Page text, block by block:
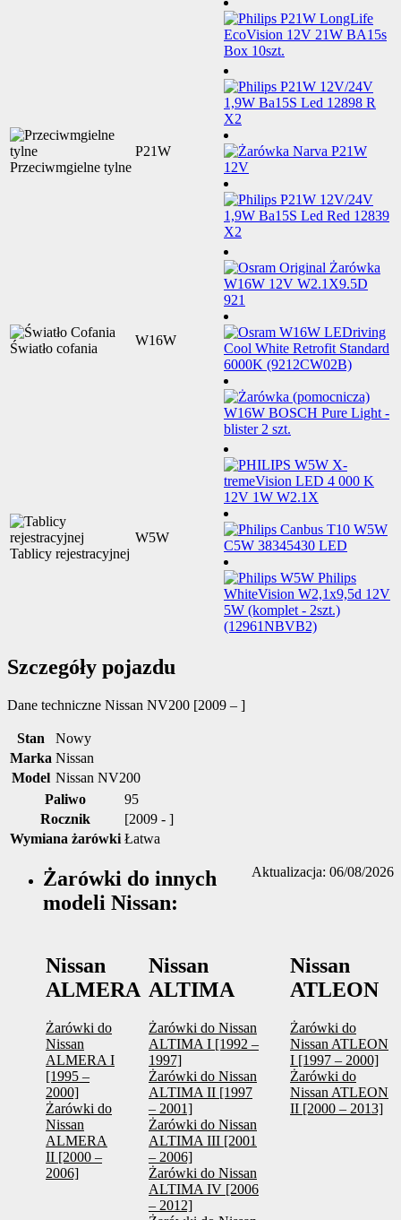
Przeciwmgielne tylne
P21W
Światło cofania
W16W
Tablicy rejestracyjnej
W5W
Szczegóły pojazdu
Dane techniczne Nissan NV200 [2009 – ]
Stan
Nowy
Marka Nissan
Model Nissan NV200
Paliwo
95
Rocznik
[2009 - ]
Wymiana żarówki Łatwa
Aktualizacja: 06/08/2026
Żarówki do innych
modeli Nissan:
Nissan
ALMERA
Żarówki do
Nissan
ALMERA I
[1995 –
2000]
Żarówki do
Nissan
ALMERA
II [2000 –
2006]
Nissan
ALTIMA
Żarówki do Nissan
ALTIMA I [1992 –
1997]
Żarówki do Nissan
ALTIMA II [1997
– 2001]
Żarówki do Nissan
ALTIMA III [2001
– 2006]
Żarówki do Nissan
ALTIMA IV [2006
– 2012]
Nissan
ATLEON
Żarówki do
Nissan ATLEON
I [1997 – 2000]
Żarówki do
Nissan ATLEON
II [2000 – 2013]